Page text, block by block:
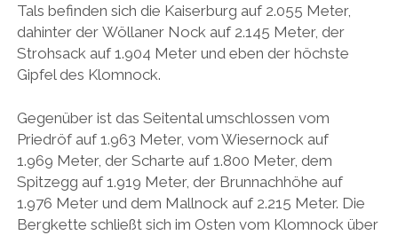
Tals befinden sich die Kaiserburg auf 2.055 Meter,
dahinter der Wöllaner Nock auf 2.145 Meter, der
Strohsack auf 1.904 Meter und eben der höchste
Gipfel des Klomnock.
Gegenüber ist das Seitental umschlossen vom
Priedröf auf 1.963 Meter, vom Wiesernock auf
1.969 Meter, der Scharte auf 1.800 Meter, dem
Spitzegg auf 1.919 Meter, der Brunnachhöhe auf
1.976 Meter und dem Mallnock auf 2.215 Meter. Die
Bergkette schließt sich im Osten vom Klomnock über